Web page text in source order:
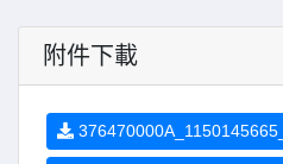
附件下載